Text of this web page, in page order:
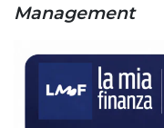
Management